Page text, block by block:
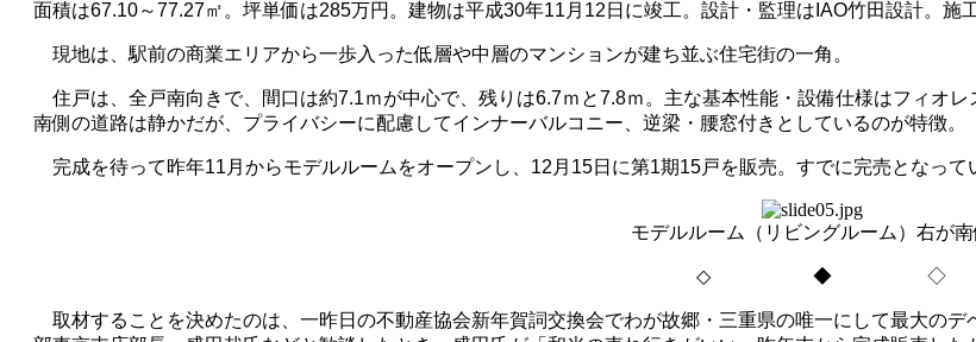
面積は67.10～77.27㎡。坪単価は285万円。建物は平成30年11 月 12 日に竣工。設計・監理は IAO竹田設計。施
現地は、駅前の商業エリアから一歩入った低層や中層のマンションが建ち並ぶ住宅街の一角。
住戸は、全戸南向きで、間口は約7.1ｍが中心で、残りは6.7ｍと7.8ｍ。主な基本性能・設備仕様はフィオ
南側の道路は静かだが、プライバシーに配慮してインナーバルコニー、逆梁・腰窓付きとしているのが特徴。
完成を待って昨年11 月からモデルルームをオープンし、 12 月 15日に第1期15戸を販売。すでに完売となって
モデルルーム（リビングルーム）右が南
◇ ◆ ◇
取材することを決めたのは、一昨日の不動産協会新年賀詞交換会でわが故郷・三重県の唯一にして最大の